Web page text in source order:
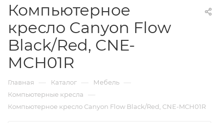
Компьютерное
кресло Canyon Flow
Black/Red, CNE-
MCH01R
Главная — Каталог — Мебель —
Компьютерные кресла —
Компьютерное кресло Canyon Flow Black/Red, CNE-MCH01R